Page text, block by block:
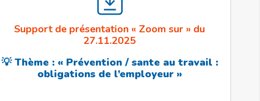
Support de présentation « Zoom sur » du
27.11.2025
💡 Thème : « Prévention / sante au travail :
obligations de l’employeur »